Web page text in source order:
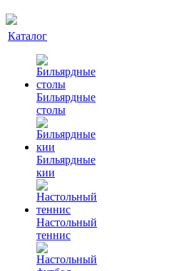
Каталог
Бильярдные
столы
Бильярдные
кии
Настольный
теннис